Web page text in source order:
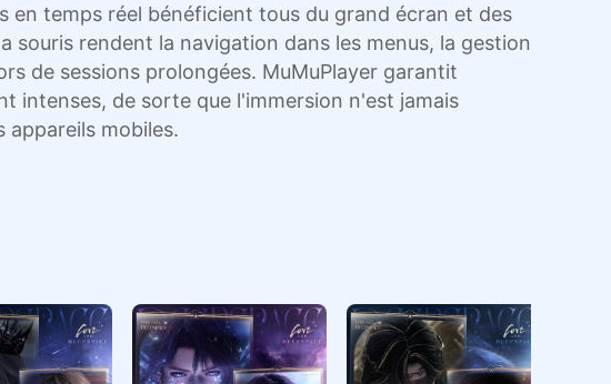
en temps réel bénéficient tous du grand écran et des
rendent la navigation dans les menus, la gestion
de sessions prolongées. MuMuPlayer garantit
intenses, de sorte que l'immersion n'est jamais
appareils mobiles.